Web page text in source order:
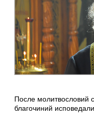
После молитвословий
благочиний